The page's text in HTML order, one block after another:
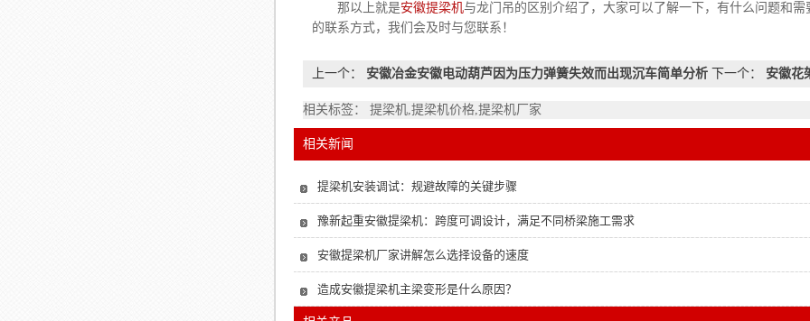
那以上就是安徽提梁机与龙门吊的区别介绍了，大家可以了解一下，有什么问题和
的联系方式，我们会及时与您联系！
上一个： 安徽冶金安徽电动葫芦因为压力弹簧失效而出现沉车简单分析 下一个： 安徽花
相关标签： 提梁机,提梁机价格,提梁机厂家
相关新闻
提梁机安装调试：规避故障的关键步骤
豫新起重安徽提梁机：跨度可调设计，满足不同桥梁施工需求
安徽提梁机厂家讲解怎么选择设备的速度
造成安徽提梁机主梁变形是什么原因？